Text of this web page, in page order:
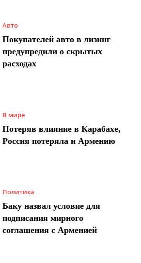
Авто
Покупателей авто в лизинг
предупредили о скрытых
расходах
В мире
Потеряв влияние в Карабахе,
Россия потеряла и Армению
Политика
Баку назвал условие для
подписания мирного
соглашения с Арменией